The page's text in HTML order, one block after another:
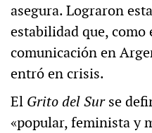
asegura. Lograron
estabilidad que, como
comunicación en
entró en crisis.
El Grito del Surse
«popular, feminista y